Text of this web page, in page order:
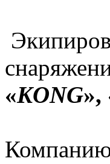
«KONG»,